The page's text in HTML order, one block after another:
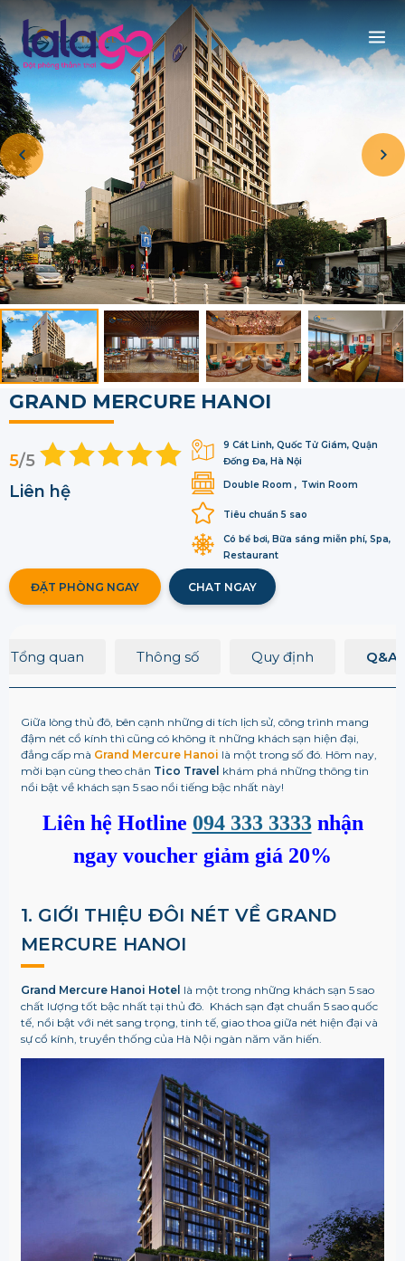
GRAND MERCURE HANOI
9 Cát Linh, Quốc Tử Giám, Quận
Đống Đa, Hà Nội
Double Room
Twin Room
Tiêu chuẩn 5 sao
Có bể bơi, Bữa sáng miễn phí, Spa,
Restaurant
5/5
Liên hệ
ĐẶT PHÒNG NGAY CHAT NGAY
Tổng quan Thông số Quy định Q&A
Giữa lòng thủ đô, bên cạnh những di tích lịch sử, công trình mang
đậm nét cổ kính thì cũng có không ít những khách sạn hiện đại,
đẳng cấp mà Grand Mercure Hanoi là một trong số đó. Hôm nay,
mời bạn cùng theo chân Tico Travel khám phá những thông tin
nổi bật về khách sạn 5 sao nổi tiếng bậc nhất này!
Liên hệ Hotline 094 333 3333 nhận
ngay voucher giảm giá 20%
1. GIỚI THIỆU ĐÔI NÉT VỀ GRAND
MERCURE HANOI
Grand Mercure Hanoi Hotel là một trong những khách sạn 5 sao
chất lượng tốt bậc nhất tại thủ đô. Khách sạn đạt chuẩn 5 sao quốc
tế, nổi bật với nét sang trọng, tinh tế, giao thoa giữa nét hiện đại và
sự cổ kính, truyền thống của Hà Nội ngàn năm văn hiến.